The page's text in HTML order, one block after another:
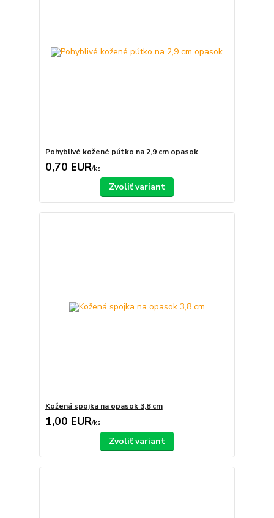
Pohyblivé kožené pútko na 2,9 cm opasok
0,70 EUR/ks
Zvoliť variant
Kožená spojka na opasok 3,8 cm
1,00 EUR/ks
Zvoliť variant